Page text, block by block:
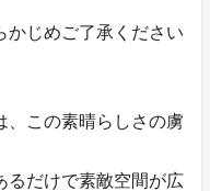
かじめご了承ください
、この素晴らしさの虜
るだけで素敵空間が広